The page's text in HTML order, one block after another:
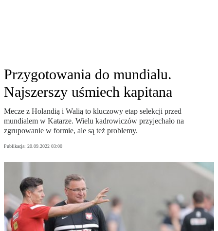
Przygotowania do mundialu.
Najszerszy uśmiech kapitana
Mecze z Holandią i Walią to kluczowy etap selekcji przed
mundialem w Katarze. Wielu kadrowiczów przyjechało na
zgrupowanie w formie, ale są też problemy.
Publikacja: 20.09.2022 03:00